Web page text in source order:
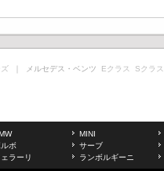
｜ メルセデス・ベンツ Eクラス Sクラス
MINI
ボ
サーブ
ラーリ ランボルギーニ